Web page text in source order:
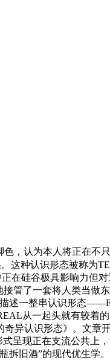
，认为本人将正在不
这种认识形态被称为
在硅谷极具影响力但
管了一套将人类当做
述一整串认识形态
从一起头就有较着
奇异认识形态》。文章
呈现正在支流公共上
拆旧酒”的现代优生学